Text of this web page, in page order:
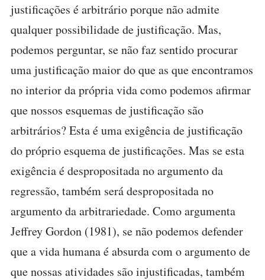
justificações é arbitrário porque não admite
qualquer possibilidade de justificação. Mas,
podemos perguntar, se não faz sentido procurar
uma justificação maior do que as que encontramos
no interior da própria vida como podemos afirmar
que nossos esquemas de justificação são
arbitrários? Esta é uma exigência de justificação
do próprio esquema de justificações. Mas se esta
exigência é despropositada no argumento da
regressão, também será despropositada no
argumento da arbitrariedade. Como argumenta
Jeffrey Gordon (1981), se não podemos defender
que a vida humana é absurda com o argumento de
que nossas atividades são injustificadas, também